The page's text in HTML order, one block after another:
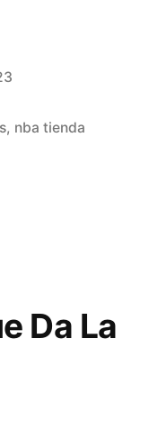
, nba tienda
Da La